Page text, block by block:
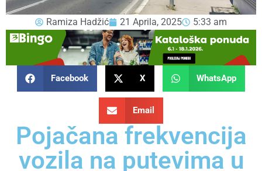
Ramiza Hadžić 21 Aprila, 2025 5:33 am
Facebook X WhatsApp
Email
Pojačana frekvencija
vozila na putevima u